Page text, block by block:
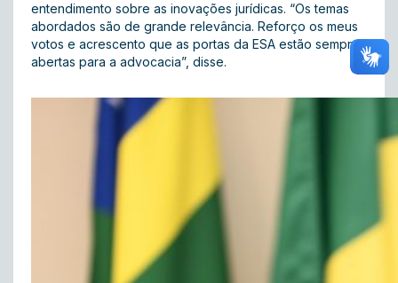
entendimento sobre as inovações jurídicas. “Os temas
abordados são de grande relevância. Reforço os meus
votos e acrescento que as portas da ESA estão sempre
abertas para a advocacia”, disse.